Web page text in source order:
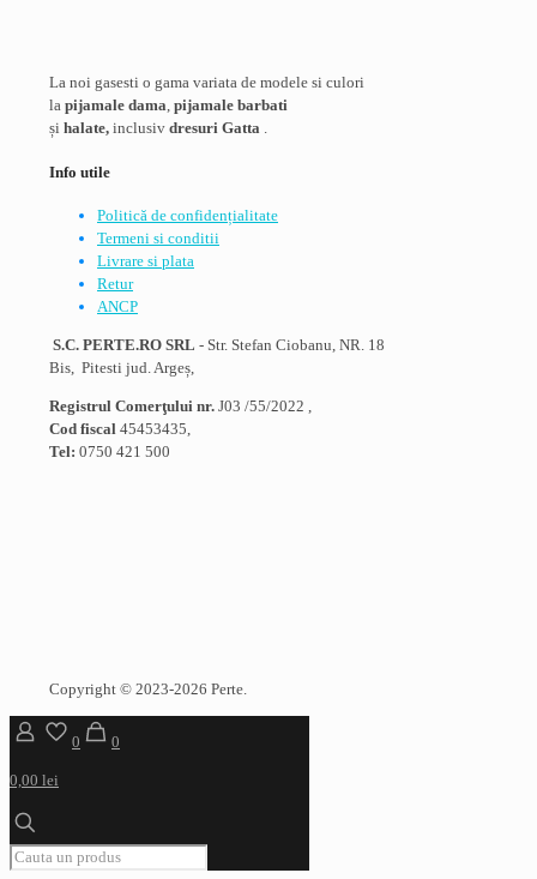
La noi gasesti o gama variata de modele si culori
la pijamale dama, pijamale barbati
și halate, inclusiv dresuri Gatta .
Info utile
Politică de confidențialitate
Termeni si conditii
Livrare si plata
Retur
ANCP
S.C. PERTE.RO SRL - Str. Stefan Ciobanu, NR. 18
Bis, Pitesti jud. Argeș,
Registrul Comerţului nr. J03 /55/2022 ,
Cod fiscal 45453435,
Tel: 0750 421 500
Copyright © 2023-2026 Perte.
0 0
0,00 lei